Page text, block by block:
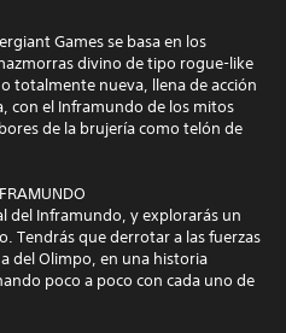
Games se basa en los
divino de tipo rogue-like
totalmente nueva, llena de acción
con el Inframundo de los mitos
de la brujería como telón de
del Inframundo, y explorarás un
Tendrás que derrotar a las fuerzas
del Olimpo, en una historia
poco a poco con cada uno de